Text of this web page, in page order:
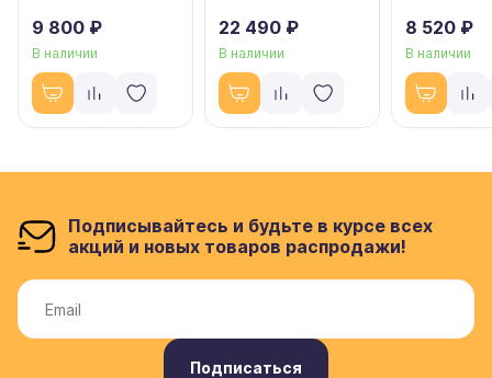
9 800 ₽
В наличии
22 490 ₽
В наличии
8 520 ₽
В наличии
Подписывайтесь и будьте в курсе всех
акций и новых товаров распродажи!
Подписаться